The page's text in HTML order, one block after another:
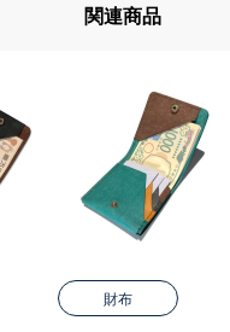
関連商品
財布